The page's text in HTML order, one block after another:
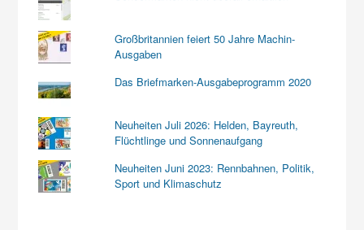
Großbritannien feiert 50 Jahre Machin-
Ausgaben
Das Briefmarken-Ausgabeprogramm 2020
Neuheiten Juli 2026: Helden, Bayreuth,
Flüchtlinge und Sonnenaufgang
Neuheiten Juni 2023: Rennbahnen, Politik,
Sport und Klimaschutz